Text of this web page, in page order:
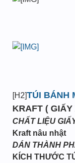
[H2]TÚI BÁNH
KRAFT ( GIẤY
CHẤT LIỆU
Kraft nâu nhật
DÁN THÀNH
KÍCH THƯỚC